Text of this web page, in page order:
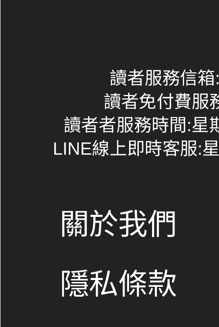
讀者服務信
讀者免付費服
讀者者服務時間:星
LINE線上即時客服:
關於我們
隱私條款